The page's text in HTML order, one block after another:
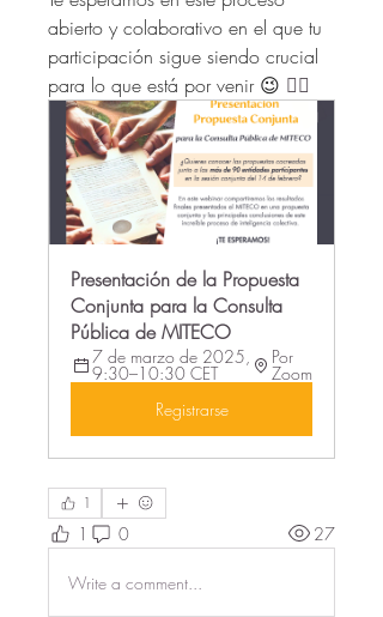
abierto y colaborativo en el que tu
participación sigue siendo crucial
para lo que está por venir 😉 👇🏻
Presentación de la Propuesta
Conjunta para la Consulta
Pública de MITECO
7 de marzo de 2025,
9:30–10:30 CET
Por
Zoom
Registrarse
1
1 0 27
Write a comment...